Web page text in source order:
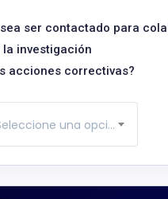
ser contactado para
la investigación
acciones correctivas?
Seleccione una opción